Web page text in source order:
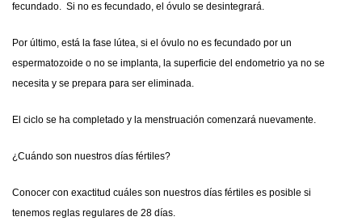
fecundado. Si no es fecundado, el óvulo se desintegrará.
Por último, está la fase lútea, si el óvulo no es fecundado por un
espermatozoide o no se implanta, la superficie del endometrio ya no se
necesita y se prepara para ser eliminada.
El ciclo se ha completado y la menstruación comenzará nuevamente.
¿Cuándo son nuestros días fértiles?
Conocer con exactitud cuáles son nuestros días fértiles es posible si
tenemos reglas regulares de 28 días.